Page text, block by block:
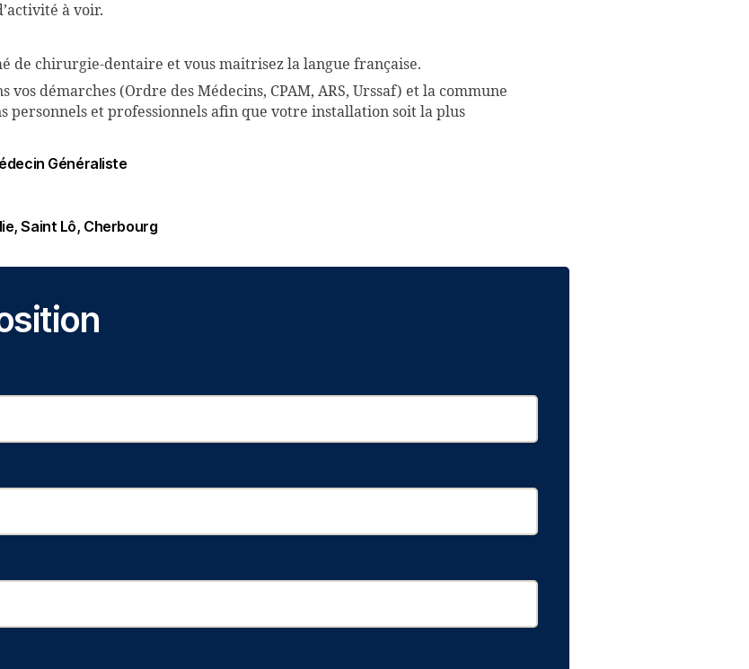
à voir.
de chirurgie-dentaire et vous maitrisez la langue française.
vos démarches (Ordre des Médecins, CPAM, ARS, Urssaf) et la commune
personnels et professionnels afin que votre installation soit la plus
Généraliste
Saint Lô Cherbourg